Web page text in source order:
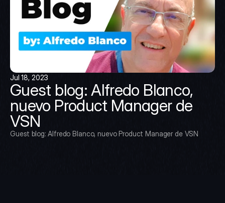
Jul 18, 2023
Guest blog: Alfredo Blanco,
nuevo Product Manager de
VSN
Guest blog: Alfredo Blanco, nuevo Product Manager de VSN